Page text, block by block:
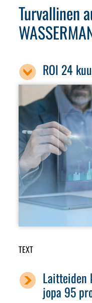
Turvallinen
ROI 24
TEXT
Laitteiden
jopa 95